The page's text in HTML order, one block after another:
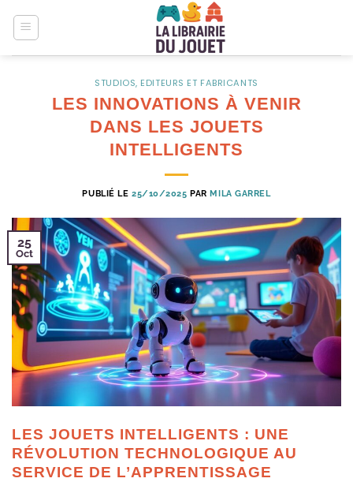
STUDIOS, EDITEURS ET FABRICANTS
LES INNOVATIONS À VENIR
DANS LES JOUETS
INTELLIGENTS
PUBLIÉ LE 25/10/2025 PARMILA GARREL
25
Oct
LES JOUETS INTELLIGENTS : UNE
RÉVOLUTION TECHNOLOGIQUE AU
SERVICE DE L’APPRENTISSAGE